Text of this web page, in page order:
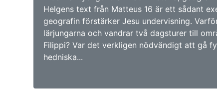
Helgens text från Matteus 16 är ett sådant
geografin förstärker Jesu undervisning.
lärjungarna och vandrar två dagsturer till
Filippi? Var det verkligen nödvändigt att gå
hedniska...